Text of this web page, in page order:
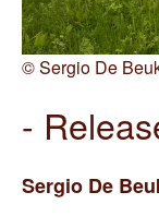
©Sergio De
-
Sergio De